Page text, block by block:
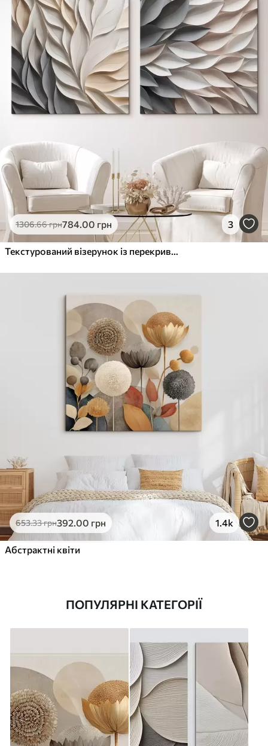
1306.66грн784.00 грн 3
Текстурований візерунок із перекриваючихся абстрактних листяних форм у нейтральних відтінках бежевого, кремового та сірого
653.33грн392.00 грн 1.4k
Абстрактні квіти
ПОПУЛЯРНІ КАТЕГОРІЇ